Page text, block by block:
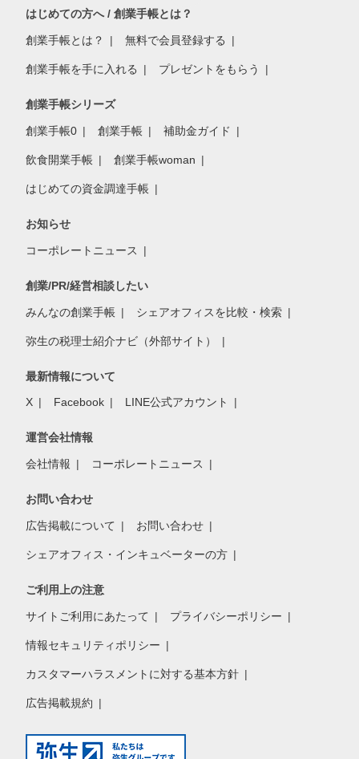
はじめての方へ / 創業手帳とは？
創業手帳とは？ 無料で会員登録する
創業手帳を手に入れる プレゼントをもらう
創業手帳シリーズ
創業手帳0 創業手帳 補助金ガイド
飲食開業手帳 創業手帳woman
はじめての資金調達手帳
お知らせ
コーポレートニュース
創業/PR/経営相談したい
みんなの創業手帳 シェアオフィスを比較・検索
弥生の税理士紹介ナビ（外部サイト）
最新情報について
X Facebook LINE公式アカウント
運営会社情報
会社情報 コーポレートニュース
お問い合わせ
広告掲載について お問い合わせ
シェアオフィス・インキュベーターの方
ご利用上の注意
サイトご利用にあたって プライバシーポリシー
情報セキュリティポリシー
カスタマーハラスメントに対する基本方針
広告掲載規約